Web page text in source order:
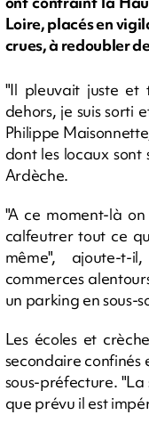
Loire, placés en
crues, à redoubler
"Il pleuvait juste et
dehors, je suis sorti
Philippe
dont les locaux sont
Ardèche.
"A ce moment-là
calfeutrer tout ce
même", ajoute-
commerces
un parking en sous-
Les écoles et
secondaire confinés
sous-préfecture.
que prévu il est